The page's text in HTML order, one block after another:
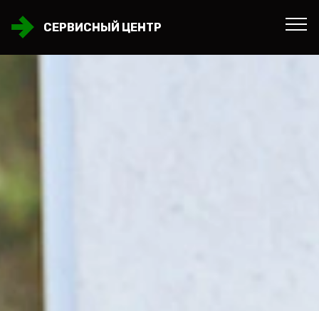
СЕРВИСНЫЙ ЦЕНТР